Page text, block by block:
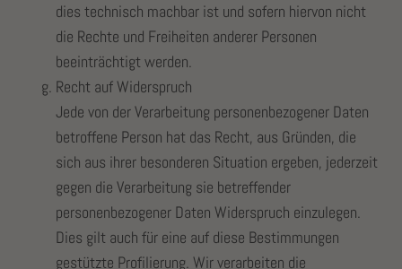
dies technisch machbar ist und sofern hiervon nicht
die Rechte und Freiheiten anderer Personen
beeinträchtigt werden.
Recht auf Widerspruch
Jede von der Verarbeitung personenbezogener Daten
betroffene Person hat das Recht, aus Gründen, die
sich aus ihrer besonderen Situation ergeben, jederzeit
gegen die Verarbeitung sie betreffender
personenbezogener Daten Widerspruch einzulegen.
Dies gilt auch für eine auf diese Bestimmungen
gestützte Profilierung. Wir verarbeiten die